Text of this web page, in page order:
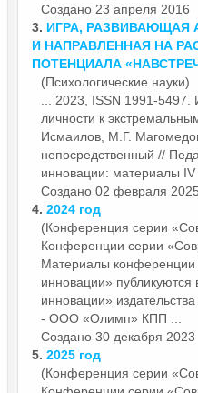
Создано 23 апреля 2016
3. ИГРА, РАЗВИВАЮЩАЯ
И НАПРАВЛЕННАЯ НА
ПОТЕНЦИАЛА
(Психологические науки)
... 2023, ISSN 1991-
личности к
Исмаилов, М.Г.
непосредственный //
инновации: материалы
Создано 02 февраля 2025
4. 2024 год
(Конференция серии
Конференции серии
Материалы
инновации»
инновации»
- ООО «Олимп» КПП ...
Создано 30 декабря 2023
5. 2025 год
(Конференция серии